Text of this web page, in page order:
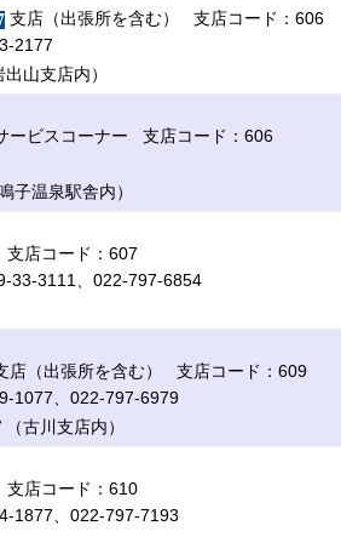
支店（出張所を含む） 支店コード：606
2177
山支店内）
ービスコーナー 支店コード：606
子温泉駅舎内）
店コード：607
33-3111、022-797-6854
店（出張所を含む） 支店コード：609
1077、022-797-6979
古川支店内）
店コード：610
1877、022-797-7193